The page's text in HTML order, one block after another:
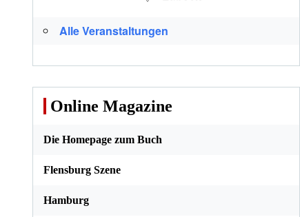
Alle Veranstaltungen
Online Magazine
Die Homepage zum Buch
Flensburg Szene
Hamburg